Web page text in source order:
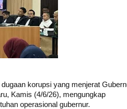
korupsi yang menjerat
Kamis (4/6/26), mengungkap
operasional gubernur.
INFO PEMASANGAN